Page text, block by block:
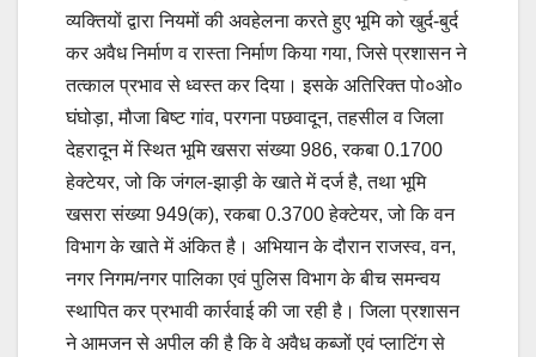
व्यक्तियों द्वारा नियमों की अवहेलना करते हुए भूमि को खुर्द-बुर्द
कर अवैध निर्माण व रास्ता निर्माण किया गया, जिसे प्रशासन ने
तत्काल प्रभाव से ध्वस्त कर दिया। इसके अतिरिक्त पो०ओ०
घंघोड़ा, मौजा बिष्ट गांव, परगना पछवादून, तहसील व जिला
देहरादून में स्थित भूमि खसरा संख्या 986, रकबा 0.1700
हेक्टेयर, जो कि जंगल-झाड़ी के खाते में दर्ज है, तथा भूमि
खसरा संख्या 949(क), रकबा 0.3700 हेक्टेयर, जो कि वन
विभाग के खाते में अंकित है। अभियान के दौरान राजस्व, वन,
नगर निगम/नगर पालिका एवं पुलिस विभाग के बीच समन्वय
स्थापित कर प्रभावी कार्रवाई की जा रही है। जिला प्रशासन
ने आमजन से अपील की है कि वे अवैध कब्जों एवं प्लाटिंग से